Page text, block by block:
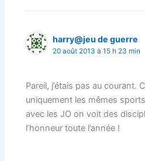
harry@jeu de guerre
20 août 2013 à 15 h 23 min
Pareil, j’étais pas au courant.
uniquement les mêmes
avec les JO on voit des
l’honneur toute l’année !